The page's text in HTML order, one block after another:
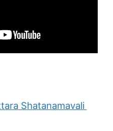
Shatanamavali